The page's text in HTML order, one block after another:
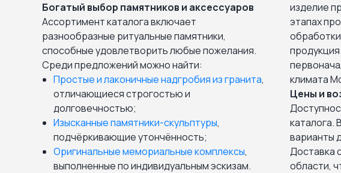
Богатый выбор памятников и аксессуаров
Ассортимент каталога включает
разнообразные ритуальные памятники,
способные удовлетворить любые пожелания.
Среди предложений можно найти:
Простые и лаконичные надгробия из гранита,
отличающиеся строгостью и
долговечностью;
Изысканные памятники-скульптуры,
подчёркивающие утончённость;
Оригинальные мемориальные комплексы,
выполненные по индивидуальным эскизам.
изделие
этапах
климата
Цены и
каталога.
варианты
Доставка
области,